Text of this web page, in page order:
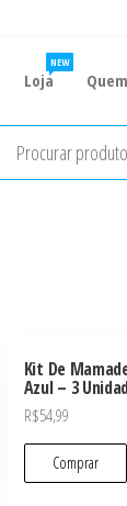
Loja
NEW
Kit De
Azul – 3
R$54,99
Comprar